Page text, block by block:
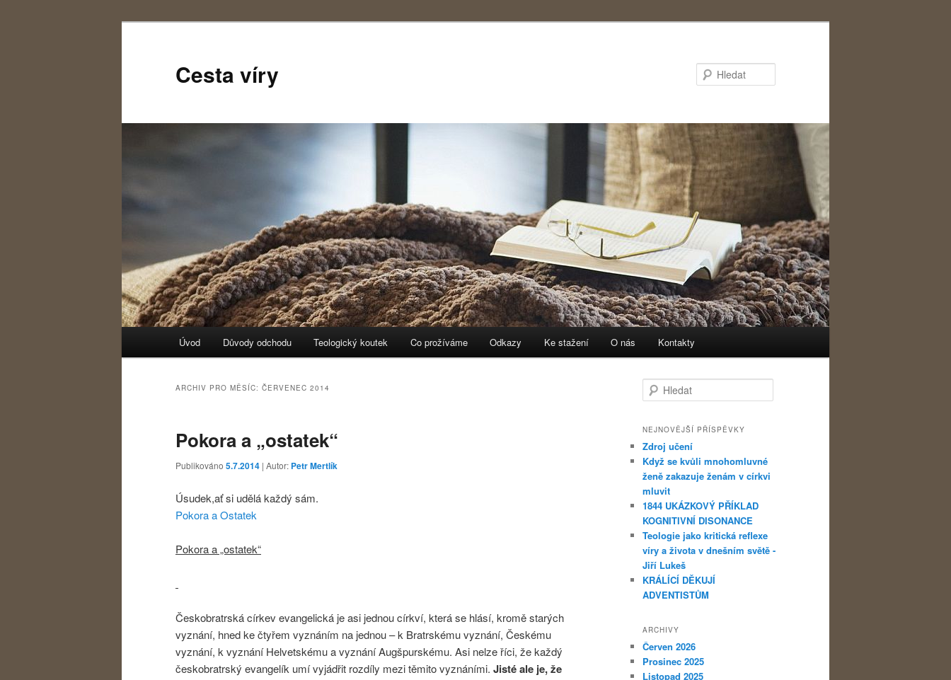
Cesta víry
Hlavní navigační menu
Přejít k hlavnímu obsahu webu
Přejít k obsahu postranního panelu
Úvod Důvody odchodu Teologický koutek Co prožíváme Odkazy Ke stažení O nás Kontakty
ARCHIV PRO MĚSÍC: ČERVENEC 2014
Pokora a „ostatek“
Publikováno 5.7.2014 | Autor: Petr Mertlík
Úsudek,ať si udělá každý sám.
Pokora a Ostatek
Pokora a „ostatek“
Českobratrská církev evangelická je asi jednou církví, která se hlásí, kromě starých
vyznání, hned ke čtyřem vyznáním na jednou – k Bratrskému vyznání, Českému
vyznání, k vyznání Helvetskému a vyznání Augšpurskému. Asi nelze říci, že každý
českobratrský evangelík umí vyjádřit rozdíly mezi těmito vyznáními. Jisté ale je, že
Hledat
NEJNOVĚJŠÍ PŘÍSPĚVKY
Zdroj učení
Když se kvůli mnohomluvné
ženě zakazuje ženám v církvi
mluvit
1844 UKÁZKOVÝ PŘÍKLAD
KOGNITIVNÍ DISONANCE
Teologie jako kritická reflexe
víry a života v dnešním světě -
Jiří Lukeš
KRÁLÍCÍ DĚKUJÍ
ADVENTISTŮM
ARCHIVY
Červen 2026
Prosinec 2025
Listopad 2025